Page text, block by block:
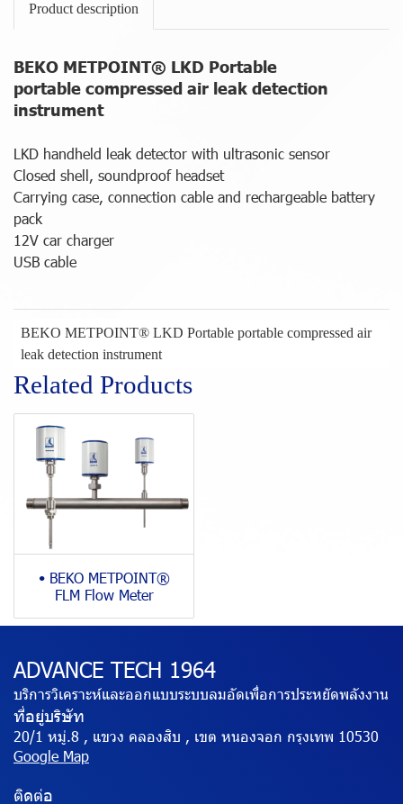
Product description
BEKO METPOINT® LKD Portable
portable compressed air leak detection
instrument
LKD handheld leak detector with ultrasonic sensor
Closed shell, soundproof headset
Carrying case, connection cable and rechargeable battery
pack
12V car charger
USB cable
BEKO METPOINT® LKD Portable portable compressed air
leak detection instrument
Related Products
• BEKO METPOINT®
FLM Flow Meter
ADVANCE TECH 1964
บริการวิเคราะห์และออกแบบระบบลมอัดเพื่อการประหยัดพลังงาน
ที่อยู่บริษัท
20/1 หมู่.8 , แขวง คลองสิบ , เขต หนองจอก กรุงเทพ 10530
Google Map
ติดต่อ